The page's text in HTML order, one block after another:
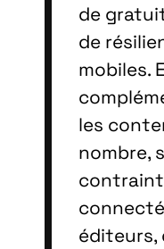
de
de
mobiles.
les
nombre,
éditeurs,